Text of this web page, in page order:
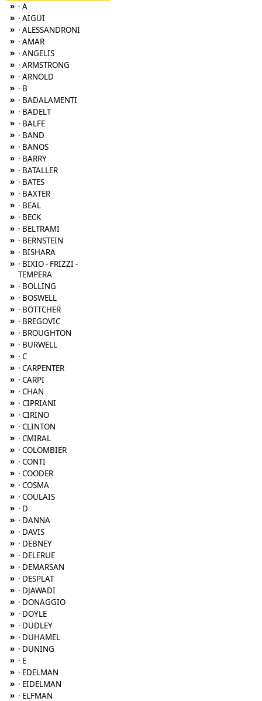
» · A
» · AIGUI
» · ALESSANDRONI
» · AMAR
» · ANGELIS
» · ARMSTRONG
» · ARNOLD
» · B
» · BADALAMENTI
» · BADELT
» · BALFE
» · BAND
» · BANOS
» · BARRY
» · BATALLER
» · BATES
» · BAXTER
» · BEAL
» · BECK
» · BELTRAMI
» · BERNSTEIN
» · BISHARA
» · BIXIO - FRIZZI -
TEMPERA
» · BOLLING
» · BOSWELL
» · BÖTTCHER
» · BREGOVIC
» · BROUGHTON
» · BURWELL
» · C
» · CARPENTER
» · CARPI
» · CHAN
» · CIPRIANI
» · CIRINO
» · CLINTON
» · CMIRAL
» · COLOMBIER
» · CONTI
» · COODER
» · COSMA
» · COULAIS
» · D
» · DANNA
» · DAVIS
» · DEBNEY
» · DELERUE
» · DEMARSAN
» · DESPLAT
» · DJAWADI
» · DONAGGIO
» · DOYLE
» · DUDLEY
» · DUHAMEL
» · DUNING
» · E
» · EDELMAN
» · EIDELMAN
» · ELFMAN